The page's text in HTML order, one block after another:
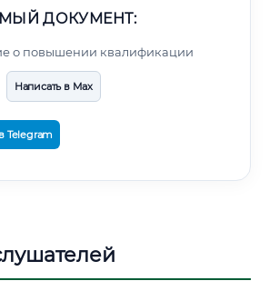
ДОКУМЕНТ:
о повышении квалификации
Написать в Max
Telegram